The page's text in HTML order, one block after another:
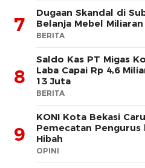
7
Dugaan Skandal di
Belanja Mebel
BERITA
8
Saldo Kas PT Migas
Laba Capai Rp 4,6
13 Juta
BERITA
9
KONI Kota Bekasi
Pemecatan Pengurus
Hibah
OPINI